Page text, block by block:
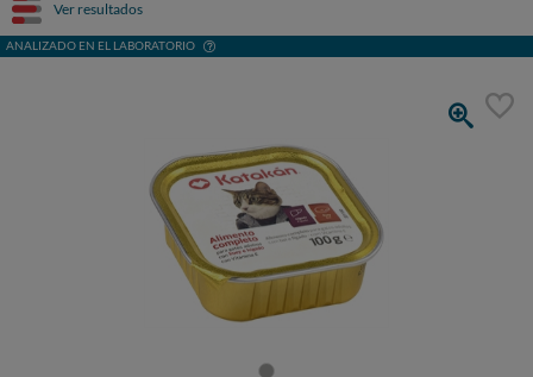
Ver resultados
ANALIZADO EN EL LABORATORIO